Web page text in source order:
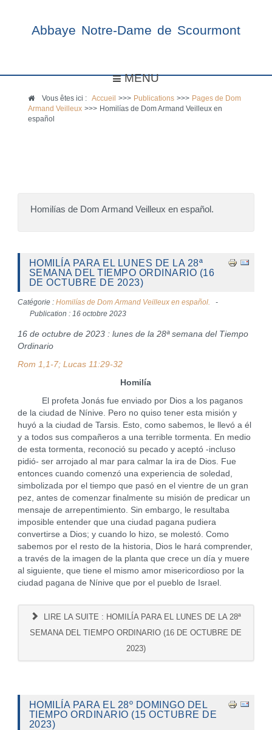
Abbaye Notre-Dame de Scourmont
MENU
Vous êtes ici :Accueil >>> Publications >>> Pages de Dom
Armand Veilleux >>> Homilías de Dom Armand Veilleux en
español
Homilías de Dom Armand Veilleux en español.
HOMILÍA PARA EL LUNES DE LA 28ª
SEMANA DEL TIEMPO ORDINARIO (16
DE OCTUBRE DE 2023)
Catégorie : Homilías de Dom Armand Veilleux en español.
Publication : 16 octobre 2023
16 de octubre de 2023 : lunes de la 28ª semana del Tiempo
Ordinario
Rom 1,1-7; Lucas 11:29-32
Homilía
El profeta Jonás fue enviado por Dios a los paganos
de la ciudad de Nínive. Pero no quiso tener esta misión y
huyó a la ciudad de Tarsis. Esto, como sabemos, le llevó a él
y a todos sus compañeros a una terrible tormenta. En medio
de esta tormenta, reconoció su pecado y aceptó -incluso
pidió- ser arrojado al mar para calmar la ira de Dios. Fue
entonces cuando comenzó una experiencia de soledad,
simbolizada por el tiempo que pasó en el vientre de un gran
pez, antes de comenzar finalmente su misión de predicar un
mensaje de arrepentimiento. Sin embargo, le resultaba
imposible entender que una ciudad pagana pudiera
convertirse a Dios; y cuando lo hizo, se molestó. Como
sabemos por el resto de la historia, Dios le hará comprender,
a través de la imagen de la planta que crece un día y muere
al siguiente, que tiene el mismo amor misericordioso por la
ciudad pagana de Nínive que por el pueblo de Israel.
LIRE LA SUITE : HOMILÍA PARA EL LUNES DE LA 28ª
SEMANA DEL TIEMPO ORDINARIO (16 DE OCTUBRE DE
2023)
HOMILÍA PARA EL 28º DOMINGO DEL
TIEMPO ORDINARIO (15 OCTUBRE DE
2023)